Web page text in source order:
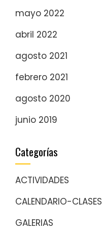
mayo 2022
abril 2022
agosto 2021
febrero 2021
agosto 2020
junio 2019
Categorías
ACTIVIDADES
CALENDARIO-CLASES
GALERIAS